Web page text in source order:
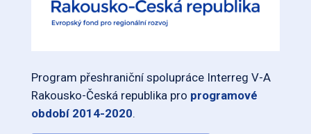
Program přeshraniční spolupráce Interreg V-A
Rakousko-Česká republika pro programové
období 2014-2020.